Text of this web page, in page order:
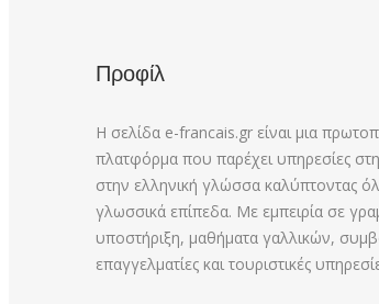
Προφίλ
Η σελίδα e-francais.gr είναι μια
πλατφόρμα που παρέχει υπηρεσίες
στην ελληνική γλώσσα καλύπτοντας
γλωσσικά επίπεδα. Με εμπειρία σε
υποστήριξη, μαθήματα γαλλικών,
επαγγελματίες και τουριστικές